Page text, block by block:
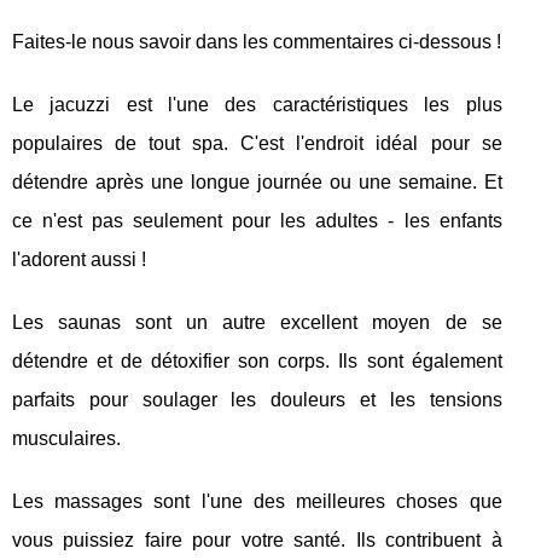
Faites-le nous savoir dans les commentaires ci-dessous !
Le jacuzzi est l'une des caractéristiques les plus
populaires de tout spa. C'est l'endroit idéal pour se
détendre après une longue journée ou une semaine. Et
ce n'est pas seulement pour les adultes - les enfants
l'adorent aussi !
Les saunas sont un autre excellent moyen de se
détendre et de détoxifier son corps. Ils sont également
parfaits pour soulager les douleurs et les tensions
musculaires.
Les massages sont l'une des meilleures choses que
vous puissiez faire pour votre santé. Ils contribuent à